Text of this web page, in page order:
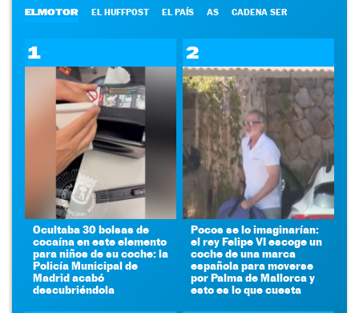
ELMOTOR EL HUFFPOST EL PAÍS AS CADENA SER
1
Ocultaba 30 bolsas de
cocaína en este elemento
para niños de su coche: la
Policía Municipal de
Madrid acabó
descubriéndola
2
Pocos se lo imaginarían:
el rey Felipe VI escoge un
coche de una marca
española para moverse
por Palma de Mallorca y
esto es lo que cuesta